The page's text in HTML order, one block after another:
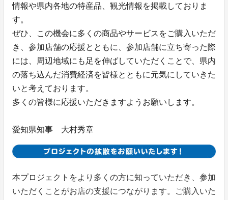
情報や県内各地の特産品、観光情報を掲載しておりま
す。
ぜひ、この機会に多くの商品やサービスをご購入いただ
き、参加店舗の応援とともに、参加店舗に立ち寄った際
には、周辺地域にも足を伸ばしていただくことで、県内
の落ち込んだ消費経済を皆様とともに元気にしていきた
いと考えております。
多くの皆様に応援いただきますようお願いします。
愛知県知事 大村秀章
本プロジェクトをより多くの方に知っていただき、参加
いただくことがお店の支援につながります。ご購入いた